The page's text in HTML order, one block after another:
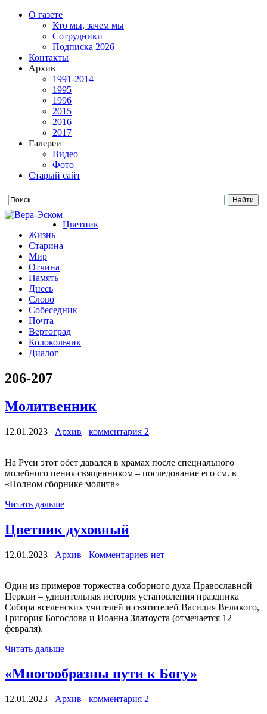
О газете
Кто мы, зачем мы
Сотрудники
Подписка 2026
Контакты
Архив
1991-2014
1995
1996
2015
2016
2017
Галереи
Видео
Фото
Старый сайт
Цветник
Жизнь
Старина
Мир
Отчина
Память
Днесь
Слово
Собеседник
Почта
Вертоград
Колокольчик
Диалог
206-207
Молитвенник
12.01.2023 Архив комментария 2
На Руси этот обет давался в храмах после специального
молебного пения священником – последование его см. в
«Полном сборнике молитв»
Читать дальше
Цветник духовный
12.01.2023 Архив Комментариев нет
Один из примеров торжества соборного духа Православной
Церкви – удивительная история установления праздника
Собора вселенских учителей и святителей Василия Великого,
Григория Богослова и Иоанна Златоуста (отмечается 12
февраля).
Читать дальше
«Многообразны пути к Богу»
12.01.2023 Архив комментария 2